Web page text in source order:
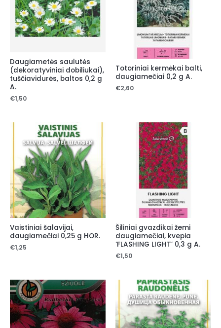
Daugiametės saulutės
(dekoratyviniai dobiliukai),
tuščiavidurės, baltos 0,2 g
A.
€1,50
Totoriniai kermėkai balti,
daugiamečiai 0,2 g A.
€2,60
Vaistiniai šalavijai,
daugiamečiai 0,25 g HOR.
€1,25
Šiliniai gvazdikai žemi
daugiamečiai, kvepia
‘FLASHING LIGHT’ 0,3 g A.
€1,50